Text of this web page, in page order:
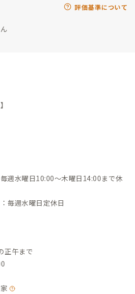
評価基準について
週水曜日10:00～木曜日14:00まで休
毎週水曜日定休日
正午まで